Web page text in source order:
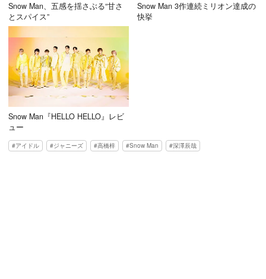
Snow Man、五感を揺さぶる“甘さ
とスパイス”
Snow Man 3作連続ミリオン達成の
快挙
Snow Man『HELLO HELLO』レビ
ュー
アイドル ジャニーズ 高橋梓 Snow Man 深澤辰哉